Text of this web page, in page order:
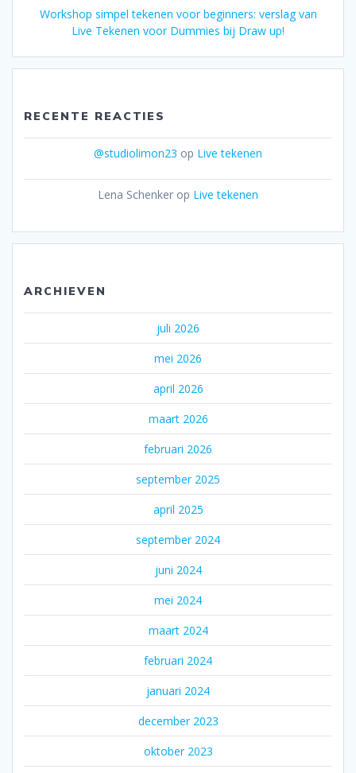
Workshop simpel tekenen voor beginners: verslag van
Live Tekenen voor Dummies bij Draw up!
RECENTE REACTIES
@studiolimon23 op Live tekenen
Lena Schenker op Live tekenen
ARCHIEVEN
juli 2026
mei 2026
april 2026
maart 2026
februari 2026
september 2025
april 2025
september 2024
juni 2024
mei 2024
maart 2024
februari 2024
januari 2024
december 2023
oktober 2023